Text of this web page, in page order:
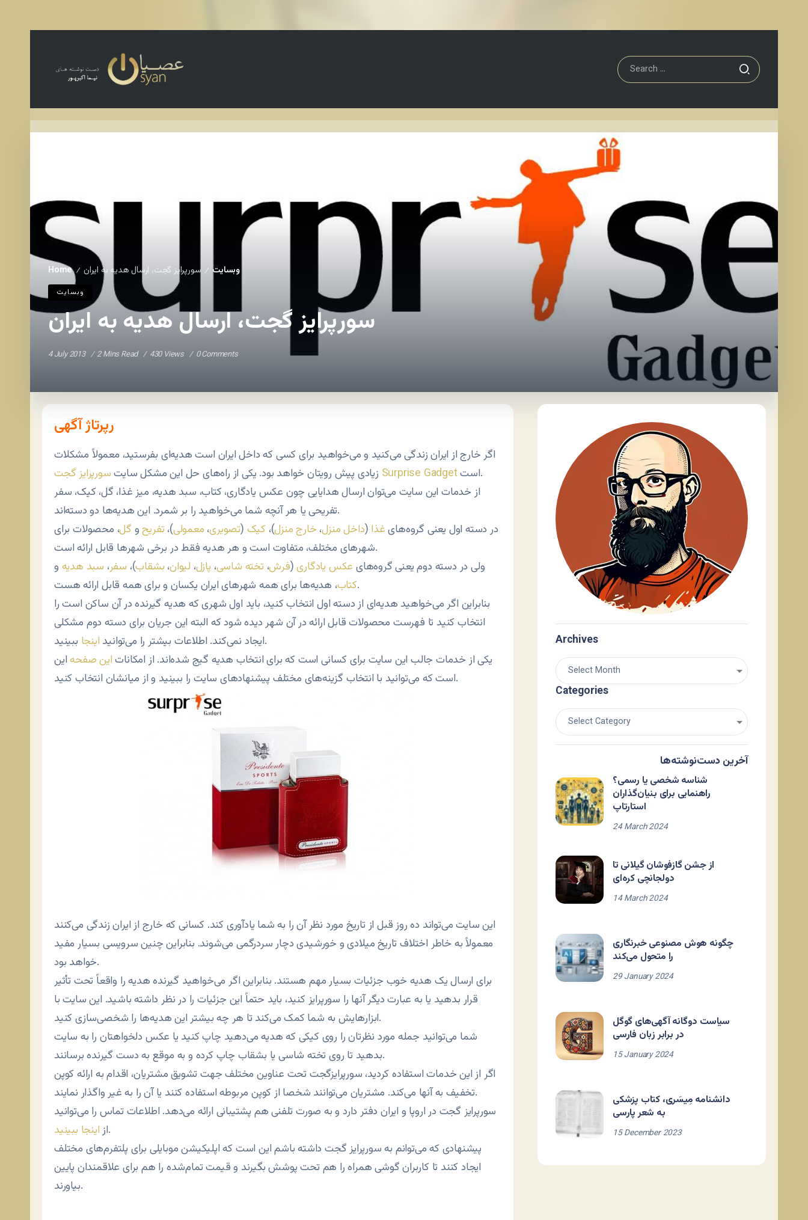
Home / وبسایت / سورپرایز گجت، ارسال هدیه به ایران
وبسایت
سورپرایز گجت، ارسال هدیه به ایران
4 July 2013 2 Mins Read 430 Views 0 Comments
رپرتاژ آگهی
اگر خارج از ایران زندگی می‌کنید و می‌خواهید برای کسی که داخل ایران است هدیه‌ای بفرستید، معمولاً مشکلات
زیادی پیش رویتان خواهد بود. یکی از راه‌های حل این مشکل سایتسورپرایز گجت Surprise Gadget
است.
از خدمات این سایت می‌توان ارسال هدایایی چون عکس یادگاری، کتاب، سبد هدیه، میز غذا، گل، کیک، سفر
تفریحی یا هر آنچه شما می‌خواهید را بر شمرد. این هدیه‌ها دو دسته‌اند.
در دسته اول یعنی گروه‌هایغذا (داخل منزل، خارج منزل)، کیک (تصویری، معمولی)، تفریحو گل، محصولات برای
شهرهای مختلف، متفاوت است و هر هدیه فقط در برخی شهرها قابل ارائه است.
ولی در دسته دوم یعنی گروه‌های عکس یادگاری(فرش، تخته شاسی، پازل، لیوان، بشقاب)، سفر، سبد هدیه و
کتاب، هدیه‌ها برای همه شهرهای ایران یکسان و برای همه قابل ارائه هست.
بنابراین اگر می‌خواهید هدیه‌ای از دسته اول انتخاب کنید، باید اول شهری که هدیه گیرنده در آن ساکن است را
انتخاب کنید تا فهرست محصولات قابل ارائه در آن شهر دیده شود که البته این جریان برای دسته دوم مشکلی
ایجاد نمی‌کند. اطلاعات بیشتر را می‌توانید اینجا
ببینید.
یکی از خدمات جالب این سایت برای کسانی است که برای انتخاب هدیه گیج شده‌اند. از امکاناتاین صفحهاین
است که می‌توانید با انتخاب گزینه‌های مختلف پیشنهادهای سایت را ببینید و از میانشان انتخاب کنید.
این سایت می‌تواند ده روز قبل از تاریخ مورد نظر آن را به شما یادآوری کند. کسانی که خارج از ایران زندگی می‌کنند
معمولاً به خاطر اختلاف تاریخ میلادی و خورشیدی دچار سردرگمی می‌شوند. بنابراین چنین سرویسی بسیار مفید
خواهد بود.
برای ارسال یک هدیه خوب جزئیات بسیار مهم هستند. بنابراین اگر می‌خواهید گیرنده هدیه را واقعاً تحت تأثیر
قرار بدهید یا به عبارت دیگر آنها را سورپرایز کنید، باید حتماً این جزئیات را در نظر داشته باشید. این سایت با
ابزارهایش به شما کمک می‌کند تا هر چه بیشتر این هدیه‌ها را شخصی‌سازی کنید.
شما می‌توانید جمله مورد نظرتان را روی کیکی که هدیه می‌دهید چاپ کنید یا عکس دلخواهتان را به سایت
بدهید تا روی تخته شاسی یا بشقاب چاپ کرده و به موقع به دست گیرنده برسانند.
اگر از این خدمات استفاده کردید، سورپرایزگجت تحت عناوین مختلف جهت تشویق مشتریان، اقدام به ارائه کوپن
تخفیف به آنها می‌کند. مشتریان می‌توانند شخصا از کوپن مربوطه استفاده کنند یا آن را به غیر واگذار نمایند.
سورپرایز گجت در اروپا و ایران دفتر دارد و به صورت تلفنی هم پشتیبانی ارائه می‌دهد. اطلاعات تماس را می‌توانید
از اینجا ببینید .
پیشنهادی که می‌توانم به سورپرایز گجت داشته باشم این است که اپلیکیشن موبایلی برای پلتفرم‌های مختلف
ایجاد کنند تا کاربران گوشی همراه را هم تحت پوشش بگیرند و قیمت تمام‌شده را هم برای علاقمندان پایین
بیاورند.
Archives
Categories
آخرین دست‌نوشته‌ها
شناسه شخصی یا رسمی؟
راهنمایی برای بنیان‌گذاران
استارتاپ
24 March 2024
از جشن گازفوشان گیلانی تا
دولجانچی کره‌ای
14 March 2024
چگونه هوش مصنوعی خبرنگاری
را متحول می‌کند
29 January 2024
سیاست دوگانه آگهی‌های گوگل
در برابر زبان فارسی
15 January 2024
دانشنامه مِیسَری، کتاب پزشکی
به شعر پارسی
15 December 2023